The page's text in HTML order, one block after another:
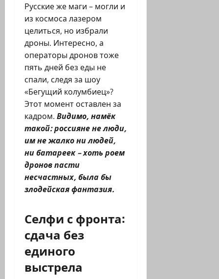
Русские же маги – могли и
из космоса лазером
целиться, но избрали
дроны. Интересно, а
операторы дронов тоже
пять дней без еды не
спали, следя за шоу
«Бегущий колумбиец»?
Этот момент оставлен за
кадром. Видимо, намёк
такой: россияне не люди,
им не жалко ни людей,
ни батареек – хоть роем
дронов пасти
несчастных, была бы
злодейская фантазия.
Селфи с фронта:
сдача без
единого
выстрела